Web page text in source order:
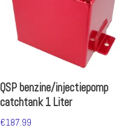
QSP benzine/injectiepomp
catchtank 1 Liter
€187.99